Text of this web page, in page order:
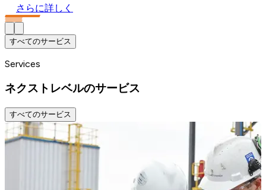
さらに詳しく
すべてのサービス
Services
ネクストレベルのサービス
すべてのサービス